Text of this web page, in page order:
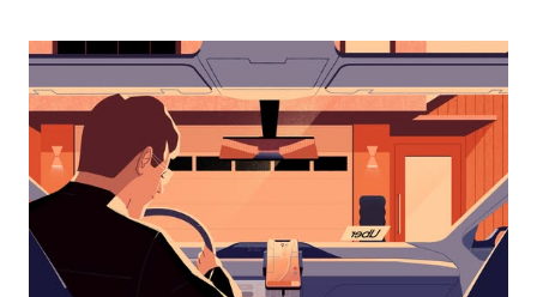
bas
ouvrir
le
calendrier
sélectionner
une
date.
Appuyez
sur